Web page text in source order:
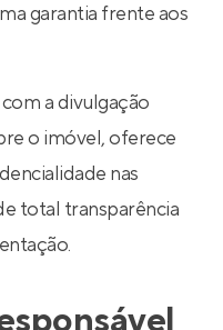
garantia frente aos
a divulgação
o imóvel, oferece
nas
total transparência